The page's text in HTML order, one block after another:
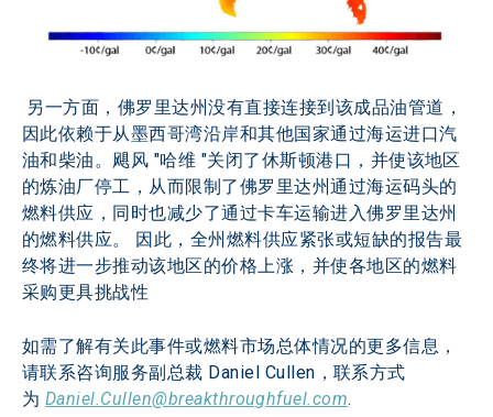
因此依赖于从墨西哥湾沿岸和其他国家通过海运进口汽
油和柴油。飓风 "哈维 "关闭了休斯顿港口，并使该地区
的炼油厂停工，从而限制了佛罗里达州通过海运码头的
燃料供应，同时也减少了通过卡车运输进入佛罗里达州
的燃料供应。 因此，全州燃料供应紧张或短缺的报告最
终将进一步推动该地区的价格上涨，并使各地区的燃料
采购更具挑战性
如需了解有关此事件或燃料市场总体情况的更多信息，
请联系咨询服务副总裁 Daniel Cullen，联系方式
为 Daniel.Cullen@breakthroughfuel.com.